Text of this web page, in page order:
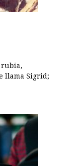
rubia,
llama Sigrid;